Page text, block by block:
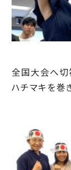
全国大会へ切
ハチマキを巻